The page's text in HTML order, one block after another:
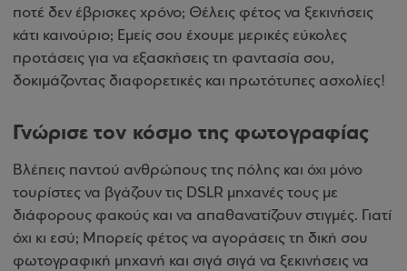
ποτέ δεν έβρισκες χρόνο; Θέλεις φέτος να ξεκινήσεις
κάτι καινούριο; Εμείς σου έχουμε μερικές εύκολες
προτάσεις για να εξασκήσεις τη φαντασία σου,
δοκιμάζοντας διαφορετικές και πρωτότυπες ασχολίες!
Γνώρισε τον κόσμο της φωτογραφίας
Βλέπεις παντού ανθρώπους της πόλης και όχι μόνο
τουρίστες να βγάζουν τις DSLR μηχανές τους με
διάφορους φακούς και να απαθανατίζουν στιγμές. Γιατί
όχι κι εσύ; Μπορείς φέτος να αγοράσεις τη δική σου
φωτογραφική μηχανή και σιγά σιγά να ξεκινήσεις να